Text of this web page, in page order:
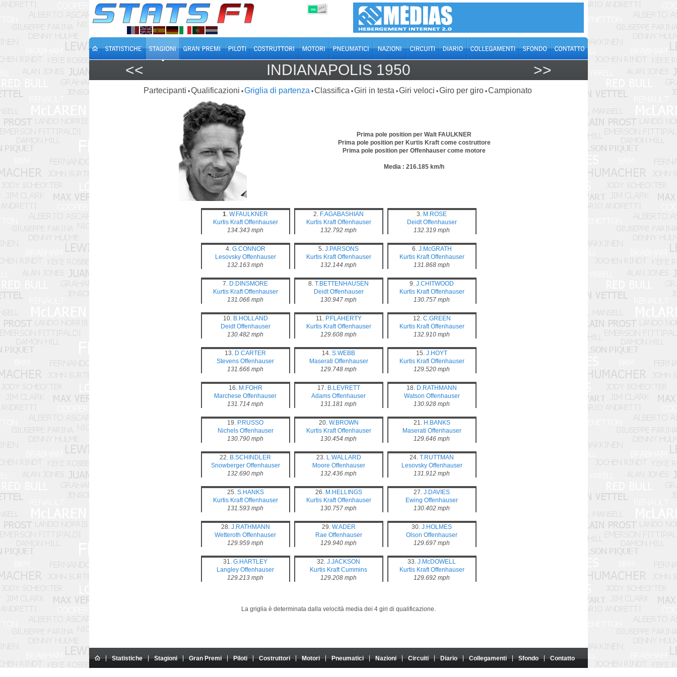
ON OFF
<< INDIANAPOLIS 1950 >>
Partecipanti •Qualificazioni •Griglia di partenza •Classifica •Giri in testa •Giri veloci •Giro per giro •Campionato
Prima pole position per Walt FAULKNER
Prima pole position per Kurtis Kraft come costruttore
Prima pole position per Offenhauser come motore
Media : 216.185 km/h
1. W.FAULKNER
Kurtis Kraft Offenhauser
134.343 mph
2. F.AGABASHIAN
Kurtis Kraft Offenhauser
132.792 mph
3. M.ROSE
Deidt Offenhauser
132.319 mph
4. G.CONNOR
Lesovsky Offenhauser
132.163 mph
5. J.PARSONS
Kurtis Kraft Offenhauser
132.144 mph
6. J.McGRATH
Kurtis Kraft Offenhauser
131.868 mph
7. D.DINSMORE
Kurtis Kraft Offenhauser
131.066 mph
8. T.BETTENHAUSEN
Deidt Offenhauser
130.947 mph
9. J.CHITWOOD
Kurtis Kraft Offenhauser
130.757 mph
10. B.HOLLAND
Deidt Offenhauser
130.482 mph
11. P.FLAHERTY
Kurtis Kraft Offenhauser
129.608 mph
12. C.GREEN
Kurtis Kraft Offenhauser
132.910 mph
13. D.CARTER
Stevens Offenhauser
131.666 mph
14. S.WEBB
Maserati Offenhauser
129.748 mph
15. J.HOYT
Kurtis Kraft Offenhauser
129.520 mph
16. M.FOHR
Marchese Offenhauser
131.714 mph
17. B.LEVRETT
Adams Offenhauser
131.181 mph
18. D.RATHMANN
Watson Offenhauser
130.928 mph
19. P.RUSSO
Nichels Offenhauser
130.790 mph
20. W.BROWN
Kurtis Kraft Offenhauser
130.454 mph
21. H.BANKS
Maserati Offenhauser
129.646 mph
22. B.SCHINDLER
Snowberger Offenhauser
132.690 mph
23. L.WALLARD
Moore Offenhauser
132.436 mph
24. T.RUTTMAN
Lesovsky Offenhauser
131.912 mph
25. S.HANKS
Kurtis Kraft Offenhauser
131.593 mph
26. M.HELLINGS
Kurtis Kraft Offenhauser
130.757 mph
27. J.DAVIES
Ewing Offenhauser
130.402 mph
28. J.RATHMANN
Wetteroth Offenhauser
129.959 mph
29. W.ADER
Rae Offenhauser
129.940 mph
30. J.HOLMES
Olson Offenhauser
129.697 mph
31. G.HARTLEY
Langley Offenhauser
129.213 mph
32. J.JACKSON
Kurtis Kraft Cummins
129.208 mph
33. J.McDOWELL
Kurtis Kraft Offenhauser
129.692 mph
La griglia è determinata dalla velocità media dei 4 giri di qualificazione.
Statistiche Stagioni Gran Premi Piloti Costruttori Motori Pneumatici Nazioni Circuiti Diario Collegamenti Sfondo Contatto